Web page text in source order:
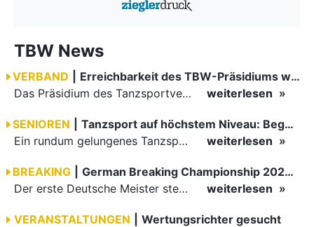
TBW News
VERBAND
Erreichbarkeit des TBW-Präsidiums während der GOC 2026
Das Präsidium des Tanzsportverbandes Baden-Württemberg (TBW) ist in der Zeit vom 09.08.2026 bis einschließlich 16.08.2026 nicht erreichbar. Da alle Präsidiumsmitglieder vor Ort bei den German Open…
weiterlesen
SENIOREN
Tanzsport auf höchstem Niveau: Begeisterung bei den Turnieren in…
Ein rundum gelungenes Tanzsport-Wochenende liegt hinter den Paaren und Organisatoren in Enzklösterle. Am 1. und 2. August 2026 verwandelte sich die Festhalle wieder in einen lebendigen Mittelpunkt des…
weiterlesen
BREAKING
German Breaking Championship 2026 in Hannover
Der erste Deutsche Meister steht fest B-Boy Roman siegt bei den Juniors
weiterlesen
VERANSTALTUNGEN
Wertungsrichter gesucht